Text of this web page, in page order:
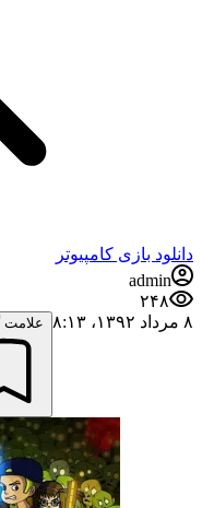
دانلود بازی کامپیوتر
admin
۲۴۸
۸ مرداد ۱۳۹۲،‏ ۸:۱۳
علامت